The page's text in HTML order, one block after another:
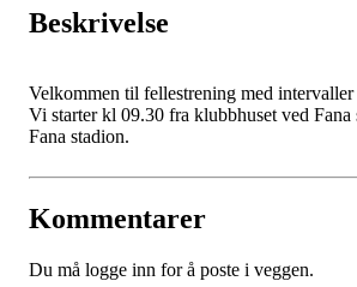
Beskrivelse
Velkommen til fellestrening med
Vi starter kl 09.30 fra klubbhuset ved Fana
Fana stadion.
Kommentarer
Du må logge inn for å poste i veggen.